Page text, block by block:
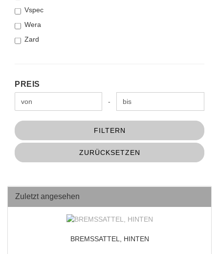
Vspec
Wera
Zard
PREIS
PREIS
Preis bis -
FILTERN
ZURÜCKSETZEN
Zuletzt angesehen
BREMSSATTEL, HINTEN